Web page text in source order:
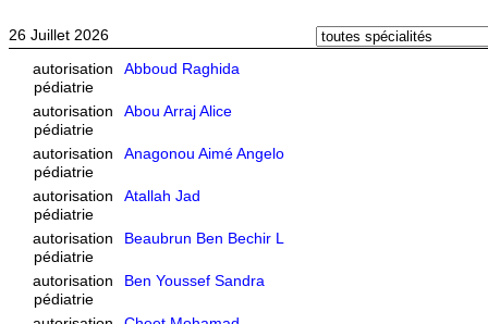
26 Juillet 2026
autorisation
Abboud Raghida
pédiatrie
autorisation
Abou Arraj Alice
pédiatrie
autorisation
Anagonou Aimé Angelo
pédiatrie
autorisation
Atallah Jad
pédiatrie
autorisation
Beaubrun Ben Bechir L
pédiatrie
autorisation
Ben Youssef Sandra
pédiatrie